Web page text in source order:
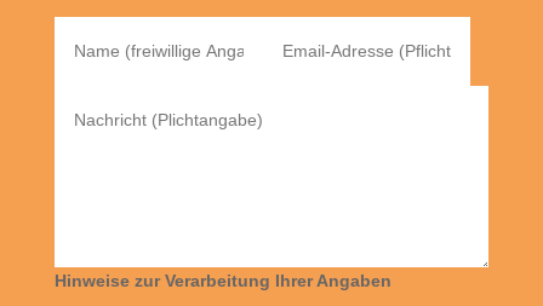
Hinweise zur Verarbeitung Ihrer Angaben